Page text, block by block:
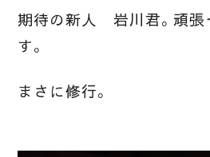
期待の新人 岩川君。頑張
す。
まさに修行。